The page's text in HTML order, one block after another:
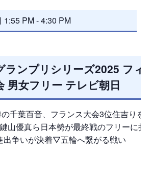
1:55 PM-4:30 PM
ランプリシリーズ2025 フィ
男女フリー テレビ朝日
千葉百音、フランス大会3位住吉りを
山優真ら日本勢が最終戦のフリーに挑
出争いが決着▽五輪へ繋がる戦い